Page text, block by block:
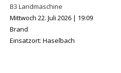
B3 Landmaschine
Mittwoch 22. Juli 2026 | 19:09
Brand
Einsatzort: Haselbach